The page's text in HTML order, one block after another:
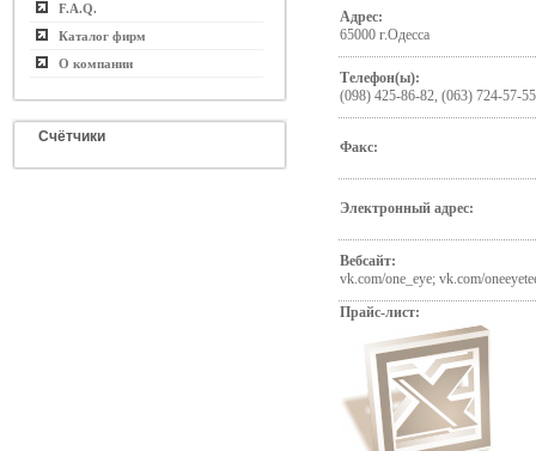
F.A.Q.
Каталог фирм
О компании
Счётчики
Адрес:
65000 г.Одесса
Телефон(ы):
(098) 425-86-82, (063) 724-57-55
Факс:
Электронный адрес:
Вебсайт:
vk.com/one_eye; vk.com/
Прайс-лист: